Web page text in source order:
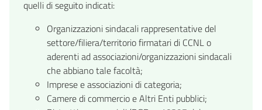
quelli di seguito indicati:
Organizzazioni sindacali rappresentative del
settore/filiera/territorio firmatari di CCNL o
aderenti ad associazioni/organizzazioni sindacali
che abbiano tale facoltà;
Imprese e associazioni di categoria;
Camere di commercio e Altri Enti pubblici;